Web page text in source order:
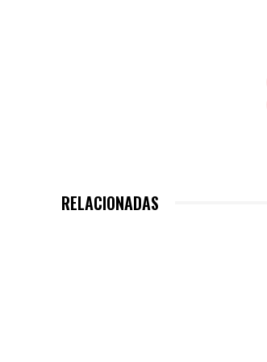
RELACIONADAS